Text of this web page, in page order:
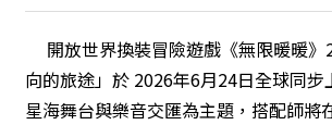
開放世界換裝冒險遊戲《無限暖暖》
向的旅途」於 2026年6月24日全球同步
星海舞台與樂音交匯為主題，搭配師將